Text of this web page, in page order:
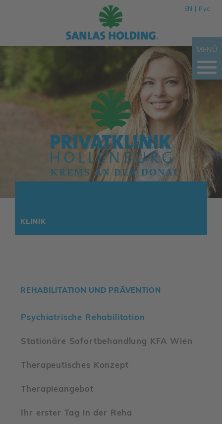
EN Рус
MENÜ
KLINIK
REHA­BI­LI­TA­TION UND PRÄVENTION
Psych­ia­tri­sche Reha­bi­li­ta­tion
Statio­näre Sofort­be­hand­lung KFA Wien
Thera­peu­ti­sches Konzept
Thera­pie­an­gebot
Ihr erster Tag in der Reha